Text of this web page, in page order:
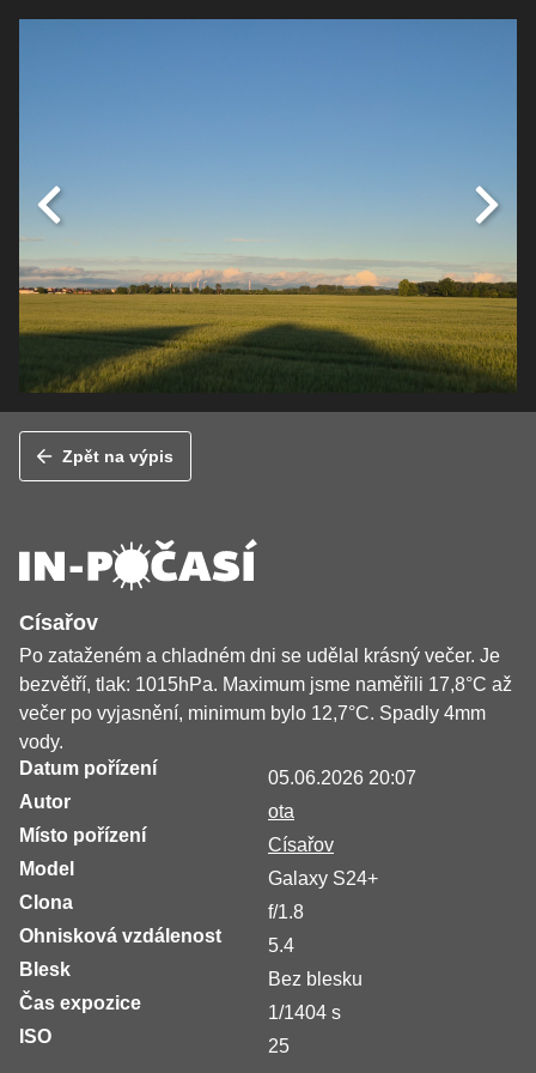
Zpět na výpis
Císařov
Po zataženém a chladném dni se udělal krásný večer. Je
bezvětří, tlak: 1015hPa. Maximum jsme naměřili 17,8°C až
večer po vyjasnění, minimum bylo 12,7°C. Spadly 4mm
vody.
Datum pořízení
05.06.2026 20:07
Autor
ota
Místo pořízení
Císařov
Model
Galaxy S24+
Clona
f/1.8
Ohnisková vzdálenost
5.4
Blesk
Bez blesku
Čas expozice
1/1404 s
ISO
25